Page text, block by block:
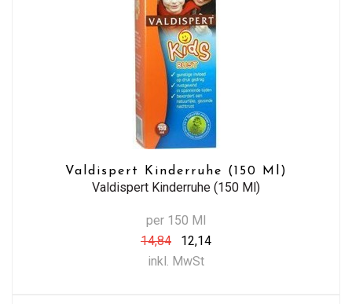
Valdispert Kinderruhe (150 Ml)
Valdispert Kinderruhe (150 Ml)
per 150 Ml
14,84
12,14
inkl. MwSt